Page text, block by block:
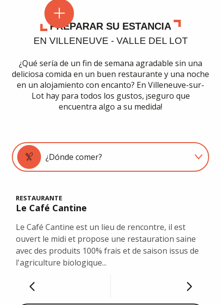
PREPARAR SU ESTANCIA
EN VILLENEUVE - VALLE DEL LOT
¿Qué sería de un fin de semana agradable sin una
deliciosa comida en un buen restaurante y una noche
en un alojamiento con encanto? En Villeneuve-sur-
Lot hay para todos los gustos, ¡seguro que
encuentra algo a su medida!
¿Dónde comer?
¿Qué puedo hacer?
Agenda
Le Café Cantine
RESTAURANTE
Le Café Cantine est un lieu de rencontre, il est
ouvert le midi et propose une restauration saine
avec des produits 100% frais et de saison issus de
l'agriculture biologique...